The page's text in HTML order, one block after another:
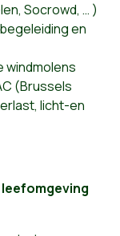
Socrowd, … )
en
windmolens
(Brussels
licht-en